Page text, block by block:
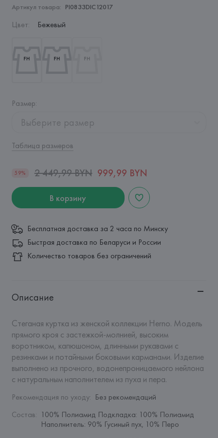
Артикул товара: PI0833DIC12017
Цвет: Бежевый
Размер:
Выберите размер
Таблица размеров
59% 2 449,99 BYN 999,99 BYN
В корзину
Бесплатная доставка за 2 часа по Минску
Быстрая доставка по Беларуси и России
Количество товаров без ограничений
Описание
Стеганая куртка из женской коллекции Herno. Модель
прямого кроя с застежкой-молнией, высоким
воротником, капюшоном, длинными рукавами с
резинками и потайными боковыми карманами. Изделие
выполнено из прочного, водонепроницаемого нейлона
с натуральным наполнителем из пуха и пера.
Рекомендация по уходу: Без рекомендаций
Состав: 100% Полиамид Подкладка: 100% Полиамид
Наполнитель: 90% Гусиный пух, 10% Перо